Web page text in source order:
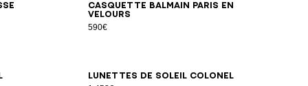
Casquette Balmain Paris en
velours
590€
Lunettes de soleil Colonel